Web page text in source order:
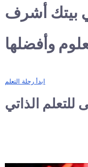
بيتك أشرف
وأفضلها
ابدأ رحلة التعلم
للتعلم الذاتي